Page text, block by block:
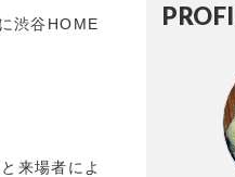
渋谷HOME
来場者によ